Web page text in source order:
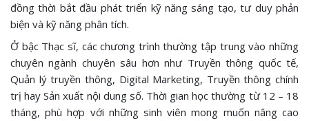
đồng thời bắt đầu phát triển kỹ năng sáng tạo, tư duy phản
biện và kỹ năng phân tích.
Ở bậc Thạc sĩ, các chương trình thường tập trung vào những
chuyên ngành chuyên sâu hơn như Truyền thông quốc tế,
Quản lý truyền thông, Digital Marketing, Truyền thông chính
trị hay Sản xuất nội dung số. Thời gian học thường từ 12 – 18
tháng, phù hợp với những sinh viên mong muốn nâng cao